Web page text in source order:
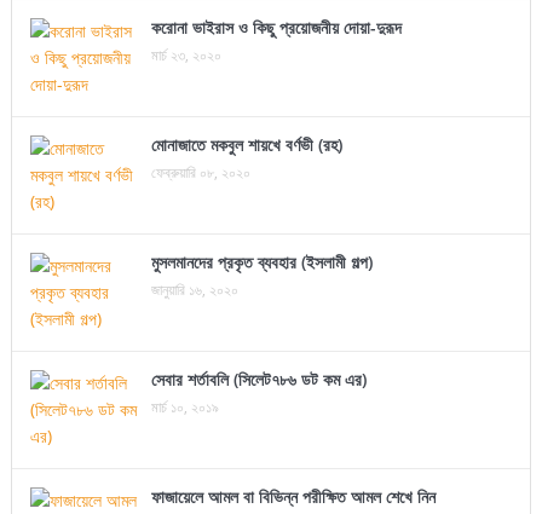
করোনা ভাইরাস ও কিছু প্রয়োজনীয় দোয়া-দুরূদ
মার্চ ২৩, ২০২০
মোনাজাতে মকবুল শায়খে বর্ণভী (রহ)
ফেব্রুয়ারি ০৮, ২০২০
মুসলমানদের প্রকৃত ব্যবহার (ইসলামী গল্প)
জানুয়ারি ১৬, ২০২০
সেবার শর্তাবলি (সিলেট৭৮৬ ডট কম এর)
মার্চ ১০, ২০১৯
ফাজায়েলে আমল বা বিভিন্ন পরীক্ষিত আমল শেখে নিন